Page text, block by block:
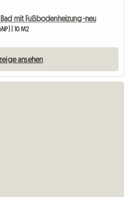
mit Fußbodenheizung -neu
| 10 M2
ansehen